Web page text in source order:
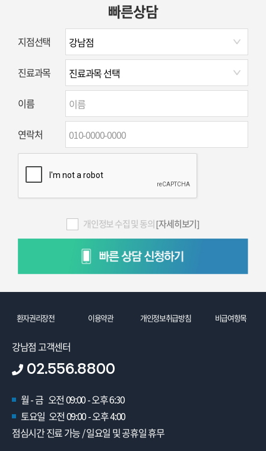
빠른상담
지점선택
진료과목
이름
연락처
개인정보 수집 및 동의[자세히보기]
환자권리장전 이용약관 개인정보취급방침 비급여항목
강남점 고객센터
02.556.8800
월 - 금 오전 09:00 - 오후 6:30
토요일 오전 09:00 - 오후 4:00
점심시간 진료 가능 / 일요일 및 공휴일 휴무